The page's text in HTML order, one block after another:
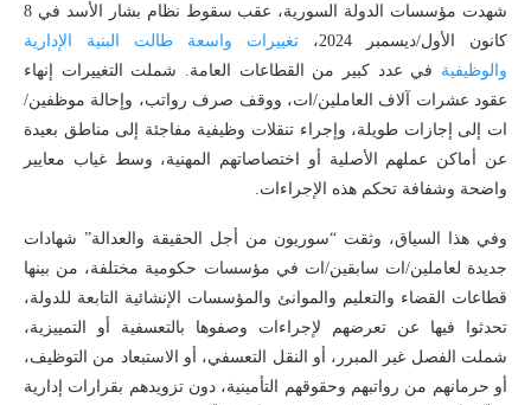
شهدت مؤسسات الدولة السورية، عقب سقوط نظام بشار الأسد في 8
كانون الأول/ديسمبر 2024،
تغييرات واسعة طالت البنية
الإدارية
والوظيفية في عدد كبير من القطاعات العامة. شملت التغييرات إنهاء
عقود عشرات آلاف العاملين/ات، ووقف صرف رواتب، وإحالة موظفين/
ات إلى إجازات طويلة، وإجراء تنقلات وظيفية مفاجئة إلى مناطق بعيدة
عن أماكن عملهم الأصلية أو اختصاصاتهم المهنية، وسط غياب معايير
واضحة وشفافة تحكم هذه الإجراءات.
وفي هذا السياق، وثقت “سوريون من أجل الحقيقة والعدالة” شهادات
جديدة لعاملين/ات سابقين/ات في مؤسسات حكومية مختلفة، من بينها
قطاعات القضاء والتعليم والموانئ والمؤسسات الإنشائية التابعة للدولة،
تحدثوا فيها عن تعرضهم لإجراءات وصفوها بالتعسفية أو التمييزية،
شملت الفصل غير المبرر، أو النقل التعسفي، أو الاستبعاد من التوظيف،
أو حرمانهم من رواتبهم وحقوقهم التأمينية، دون تزويدهم بقرارات إدارية